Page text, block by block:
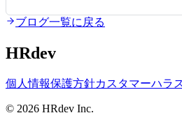
ブログ一覧に戻る
HRdev
個人情報保護方針カスタマーハラ
© 2026 HRdev Inc.